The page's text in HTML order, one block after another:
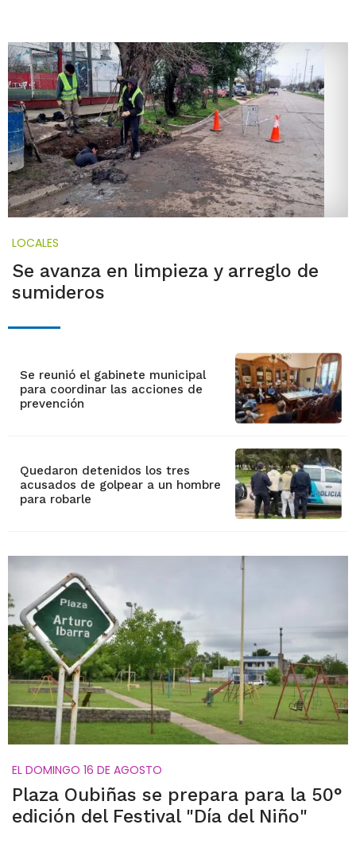
LOCALES
Se avanza en limpieza y arreglo de
sumideros
Se reunió el gabinete municipal
para coordinar las acciones de
prevención
Quedaron detenidos los tres
acusados de golpear a un hombre
para robarle
EL DOMINGO 16 DE AGOSTO
Plaza Oubiñas se prepara para la 50°
edición del Festival "Día del Niño"